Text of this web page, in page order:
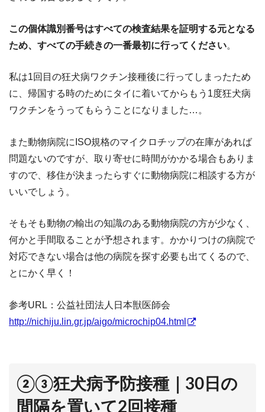
この個体識別番号はすべての検査結果を証明する元となる
ため、すべての手続きの一番最初に行ってください。
私は1回目の狂犬病ワクチン接種後に行ってしまったため
に、帰国する時のためにタイに着いてからもう1度狂犬病
ワクチンをうってもらうことになりました…。
また動物病院にISO規格のマイクロチップの在庫があれば
問題ないのですが、取り寄せに時間がかかる場合もありま
すので、移住が決まったらすぐに動物病院に相談する方が
いいでしょう。
そもそも動物の輸出の知識のある動物病院の方が少なく、
何かと手間取ることが予想されます。かかりつけの病院で
対応できない場合は他の病院を探す必要も出てくるので、
とにかく早く！
参考URL：公益社団法人日本獣医師会
http://nichiju.lin.gr.jp/aigo/microchip04.html
②③狂犬病予防接種｜30日の
間隔を置いて2回接種